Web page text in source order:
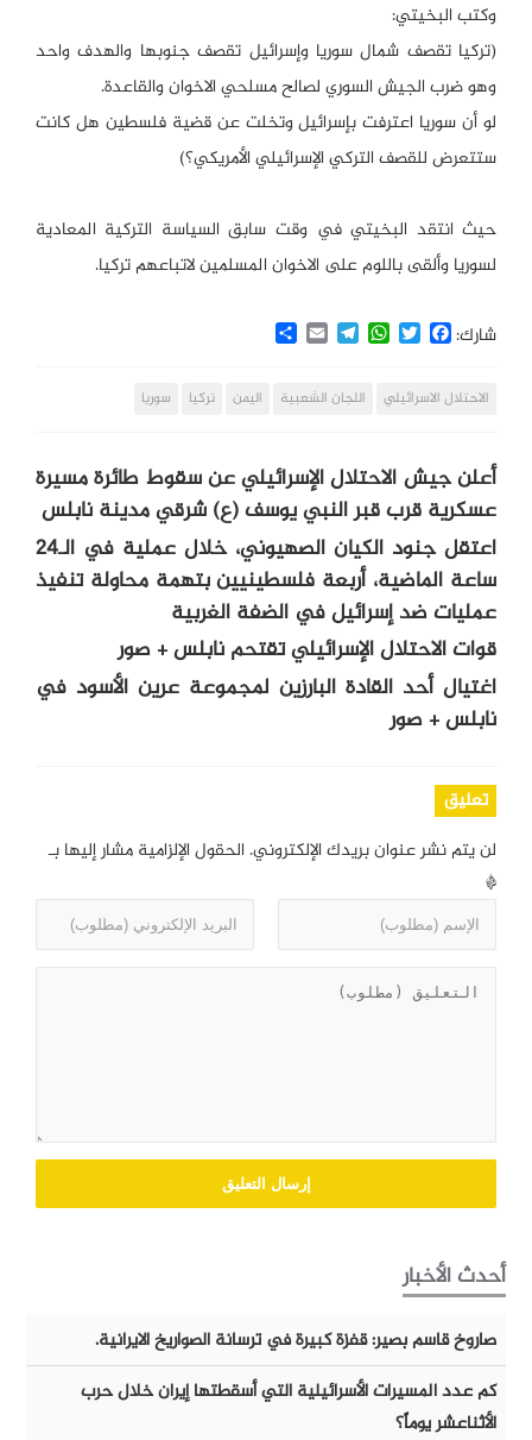
وكتب البخيتي:
(تركيا تقصف شمال سوريا وإسرائيل تقصف جنوبها والهدف واحد
وهو ضرب الجيش السوري لصالح مسلحي الاخوان والقاعدة.
لو أن سوريا اعترفت بإسرائيل وتخلت عن قضية فلسطين هل كانت
ستتعرض للقصف التركي الإسرائيلي الأمريكي؟)
حيث انتقد البخيتي في وقت سابق السياسة التركية المعادية
لسوريا وألقى باللوم على الاخوان المسلمين لاتباعهم تركيا.
شارك: Facebook
Twitter
WhatsApp
Telegram
Email
Share
الاحتلال الاسرائيلي اللجان الشعبية اليمن تركيا سوريا
أعلن جيش الاحتلال الإسرائيلي عن سقوط طائرة مسيرة
عسكرية قرب قبر النبي يوسف (ع) شرقي مدينة نابلس
اعتقل جنود الكيان الصهيوني، خلال عملية في الـ24
ساعة الماضية، أربعة فلسطينيين بتهمة محاولة تنفيذ
عمليات ضد إسرائيل في الضفة الغربية
قوات الاحتلال الإسرائيلي تقتحم نابلس + صور
اغتيال أحد القادة البارزين لمجموعة عرين الأسود في
نابلس + صور
تعليق
لن يتم نشر عنوان بريدك الإلكتروني. الحقول الإلزامية مشار إليها بـ
*
أحدث الأخبار
صاروخ قاسم بصير: قفزة كبيرة في ترسانة الصواريخ الايرانية.
كم عدد المسيرات الأسرائيلية التي أسقطتها إيران خلال حرب
الأثناعشر يوماً؟